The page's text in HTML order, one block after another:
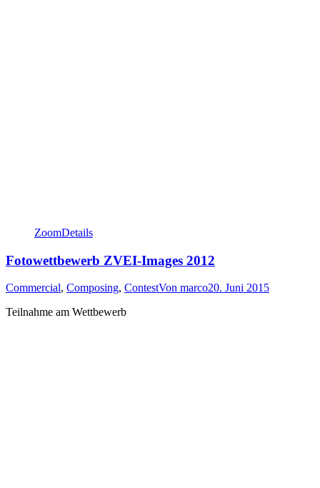
ZoomDetails
Fotowettbewerb ZVEI-Images 2012
Commercial, Composing, ContestVon marco20. Juni 2015
Teilnahme am Wettbewerb